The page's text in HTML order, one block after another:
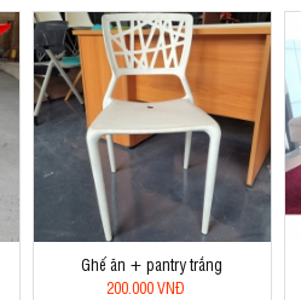
Ghế ăn + pantry trắng
200.000 VNĐ